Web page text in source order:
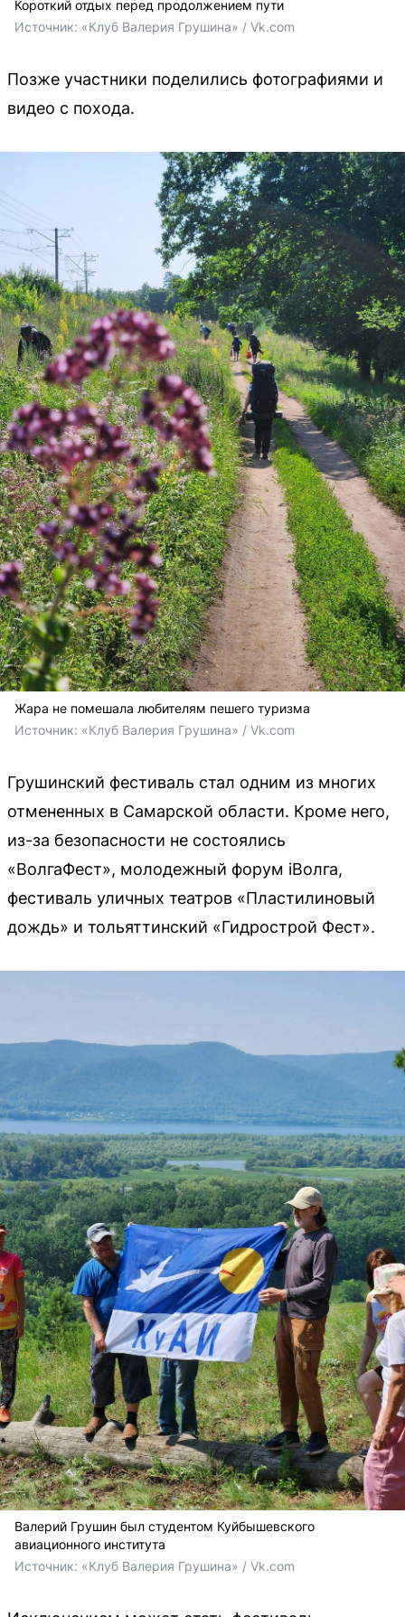
Короткий отдых перед продолжением пути
Источник: «Клуб Валерия Грушина» / Vk.com
Позже участники поделились фотографиями и
видео с похода.
Жара не помешала любителям пешего туризма
Источник: «Клуб Валерия Грушина» / Vk.com
Грушинский фестиваль стал одним из многих
отмененных в Самарской области. Кроме него,
из-за безопасности не состоялись
«ВолгаФест», молодежный форум iВолга,
фестиваль уличных театров «Пластилиновый
дождь» и тольяттинский «Гидрострой Фест».
Валерий Грушин был студентом Куйбышевского
авиационного института
Источник: «Клуб Валерия Грушина» / Vk.com